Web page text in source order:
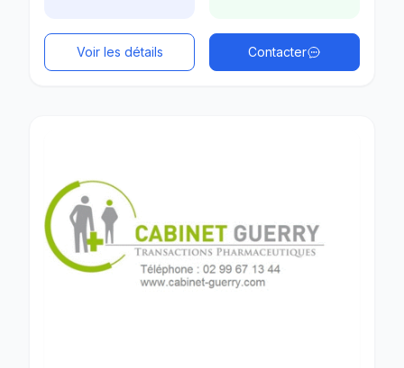
Voir les détails Contacter